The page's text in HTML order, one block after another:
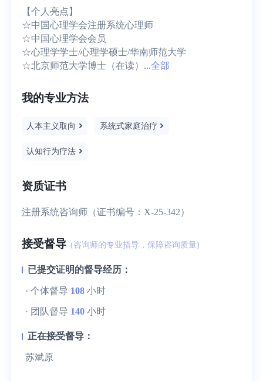
【个人亮点】
☆中国心理学会注册系统心理师
☆中国心理学会会员
☆心理学学士/心理学硕士/华南师范大学
☆北京师范大学博士（在读）...全部
我的专业方法
人本主义取向 系统式家庭治疗
认知行为疗法
资质证书
注册系统咨询师（证书编号：X-25-342）
接受督导 (咨询师的专业指导，保障咨询质量)
已提交证明的督导经历：
· 个体督导 108小时
· 团队督导 140小时
正在接受督导：
苏斌原